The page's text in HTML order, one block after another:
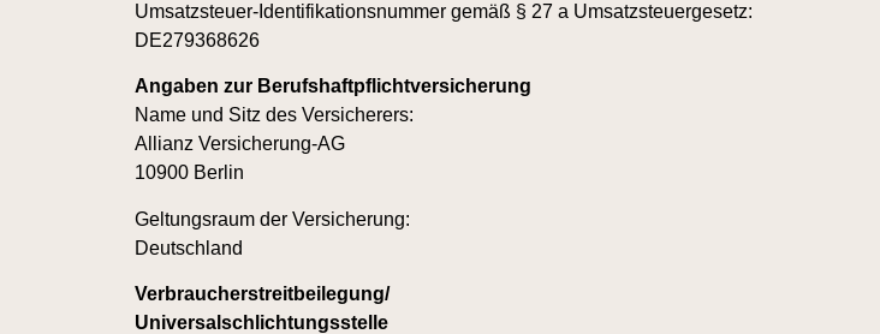
Umsatzsteuer-Identifikationsnummer gemäß § 27 a Umsatzsteuergesetz:
DE279368626
Angaben zur Berufshaftpflichtversicherung
Name und Sitz des Versicherers:
Allianz Versicherung-AG
10900 Berlin
Geltungsraum der Versicherung:
Deutschland
Verbraucherstreitbeilegung/
Universalschlichtungsstelle